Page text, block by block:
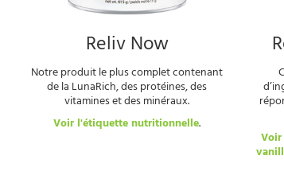
Reliv Now
Notre produit le plus complet contenant
de la LunaRich, des protéines, des
vitamines et des minéraux.
Voir l'étiquette nutritionnelle.